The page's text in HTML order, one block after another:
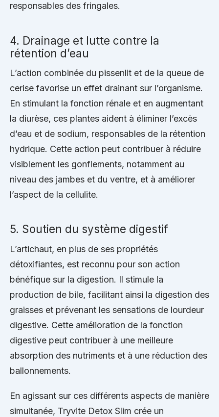
responsables des fringales.
4. Drainage et lutte contre la
rétention d’eau
L’action combinée du pissenlit et de la queue de
cerise favorise un effet drainant sur l’organisme.
En stimulant la fonction rénale et en augmentant
la diurèse, ces plantes aident à éliminer l’excès
d’eau et de sodium, responsables de la rétention
hydrique. Cette action peut contribuer à réduire
visiblement les gonflements, notamment au
niveau des jambes et du ventre, et à améliorer
l’aspect de la cellulite.
5. Soutien du système digestif
L’artichaut, en plus de ses propriétés
détoxifiantes, est reconnu pour son action
bénéfique sur la digestion. Il stimule la
production de bile, facilitant ainsi la digestion des
graisses et prévenant les sensations de lourdeur
digestive. Cette amélioration de la fonction
digestive peut contribuer à une meilleure
absorption des nutriments et à une réduction des
ballonnements.
En agissant sur ces différents aspects de manière
simultanée, Tryvite Detox Slim crée un